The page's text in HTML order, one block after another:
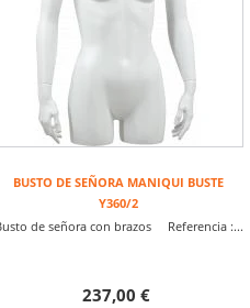
BUSTO DE SEÑORA MANIQUI BUSTE
Y360/2
de señora con brazos Referencia :...
237,00 €